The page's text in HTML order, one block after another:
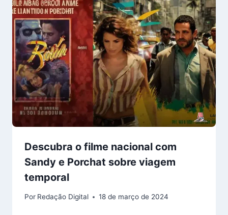
Descubra o filme nacional com
Sandy e Porchat sobre viagem
temporal
Por Redação Digital 18 de março de 2024